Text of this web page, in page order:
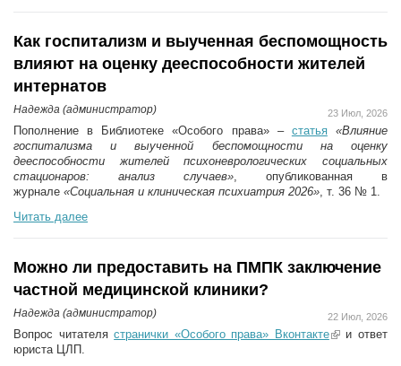
Как госпитализм и выученная беспомощность
влияют на оценку дееспособности жителей
интернатов
23 Июл, 2026
Надежда (администратор)
Пополнение в Библиотеке «Особого права» – статья
«Влияние
госпитализма и выученной беспомощности на оценку
дееспособности жителей психоневрологических социальных
стационаров: анализ случаев» , опубликованная в
журнале «Социальная и клиническая психиатрия 2026» , т. 36 № 1.
Читать далее
Можно ли предоставить на ПМПК заключение
частной медицинской клиники?
22 Июл, 2026
Надежда (администратор)
Вопрос читателястранички «Особого права» Вконтакте(link is
и ответ
юриста ЦЛП.